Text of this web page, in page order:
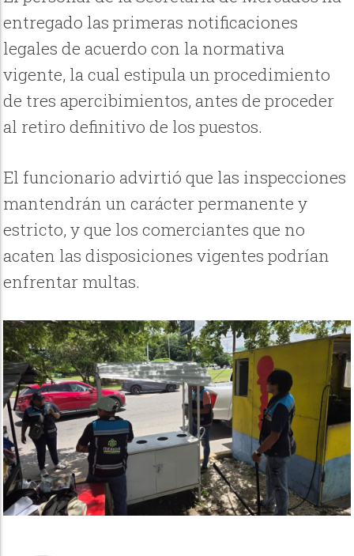
entregado las primeras notificaciones
legales de acuerdo con la normativa
vigente, la cual estipula un procedimiento
de tres apercibimientos, antes de proceder
al retiro definitivo de los puestos.
El funcionario advirtió que las inspecciones
mantendrán un carácter permanente y
estricto, y que los comerciantes que no
acaten las disposiciones vigentes podrían
enfrentar multas.